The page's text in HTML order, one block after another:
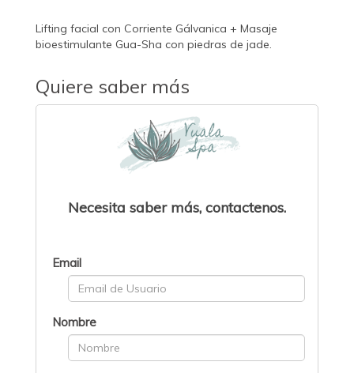
Lifting facial con Corriente Gálvanica + Masaje
bioestimulante Gua-Sha con piedras de jade.
Quiere saber más
Necesita saber más, contactenos.
Email
Nombre